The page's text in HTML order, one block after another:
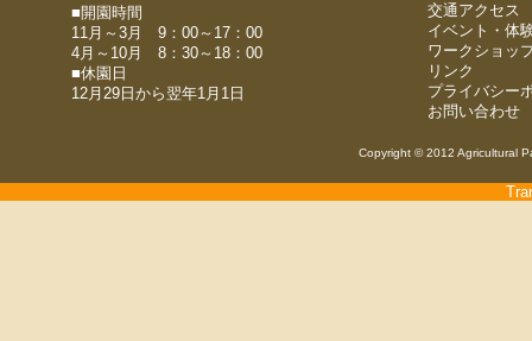
■開園時間
11月～3月 9：00～17：00
4月～10月 8：30～18：00
■休園日
12月29日から翌年1月1日
交通アクセス
イベント・体
ワークショッ
リンク
プライバシー
お問い合わせ
Copyright © 2012 Agricultural